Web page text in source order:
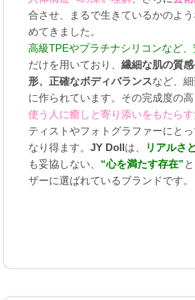
合させ、まるで生きているかのよ
めてきました。
高級TPEやプラチナシリコンなど
だけを用いており、 繊細な肌の質
形、正確なボディバランスなど、
に作られています。その完成度の高
使う人に癒しと寄り添いをもたらす
ティストやフォトグラファーにと
なり得ます。 JY Dollは、 リアルさ
も妥協しない、 “心を満たす存在”
ザーに選ばれているブランドです。